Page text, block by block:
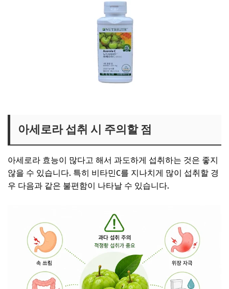
아세로라 섭취 시 주의할 점
아세로라 효능이 많다고 해서 과도하게 섭취하는 것은 좋지
않을 수 있습니다. 특히 비타민C를 지나치게 많이 섭취할 경
우 다음과 같은 불편함이 나타날 수 있습니다.